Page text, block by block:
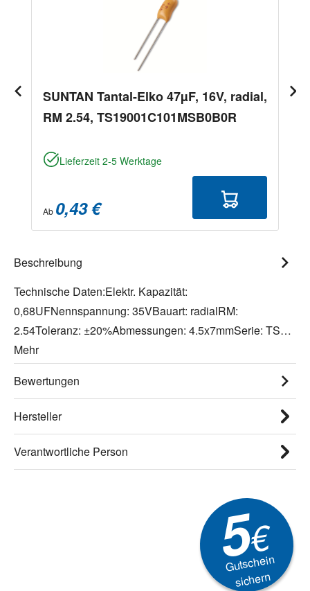
SUNTAN Tantal-Elko 47µF, 16V, radial,
RM 2.54, TS19001C101MSB0B0R
Lieferzeit 2-5 Werktage
Ab 0,43 €
Beschreibung
Technische Daten:Elektr. Kapazität:
0,68UFNennspannung: 35VBauart: radialRM:
2.54Toleranz: ±20%Abmessungen: 4.5x7mmSerie: TS…
Mehr
Bewertungen
Hersteller
Verantwortliche Person
5€
Gutschein
sichern